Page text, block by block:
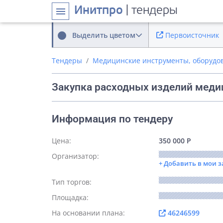
menu Инитпро | тендеры
Выделить цветом Первоисточник
Тендеры Медицинские инструменты,
Закупка расходных изделий
Информация по тендеру
Цена:
350 000 Р
Организатор:
+ Добавить в мои
Тип торгов:
Площадка:
На основании плана:
46246599